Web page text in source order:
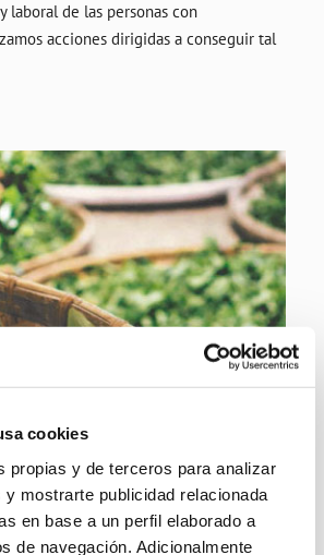
cookies
propias y de terceros para analizar
mostrarte publicidad relacionada
en base a un perfil elaborado a
de navegación. Adicionalmente
laboral de las personas con
acciones dirigidas a conseguir tal
con actores públicos y privados,
que contribuyan a la mejora de la